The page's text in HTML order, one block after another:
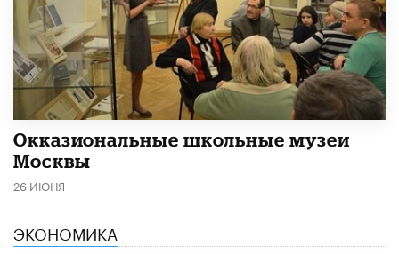
​Окказиональные школьные музеи
Москвы
26 ИЮНЯ
ЭКОНОМИКА